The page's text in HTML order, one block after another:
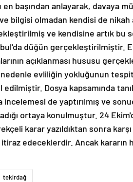
başından anlayarak, davaya
bilgisi olmadan kendisi de nikah
ve kendisine artık bu
düğün gerçekleştirilmiştir.
açıklanması hususu
evliliğin yokluğunun
edilmiştir. Dosya kapsamında
incelemesi de yaptırılmış ve
ortaya konulmuştur. 24
karar yazıldıktan sonra
itiraz edeceklerdir. Ancak
tekirdağ